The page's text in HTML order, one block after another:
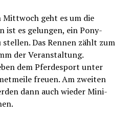
Mittwoch geht es um die
ist es gelungen, ein Pony-
stellen. Das Rennen zählt zum
der Veranstaltung.
dem Pferdesport unter
freuen. Am zweiten
dann auch wieder Mini-